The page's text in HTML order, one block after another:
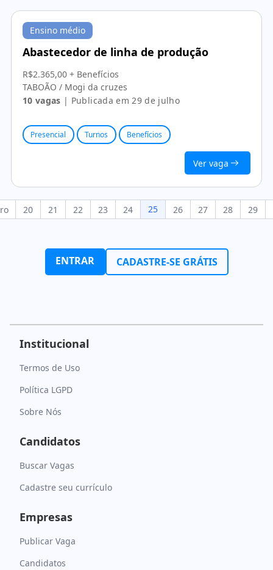
Ensino médio
Abastecedor de linha de produção
R$2.365,00 + Benefícios
TABOÃO / Mogi da cruzes
10 vagas | Publicada em 29 de julho
Presencial Turnos Benefícios
Ver vaga
20 21 22 23 24 25 26 27 28 29
ENTRAR CADASTRE-SE GRÁTIS
Institucional
Termos de Uso
Política LGPD
Sobre Nós
Candidatos
Buscar Vagas
Cadastre seu currículo
Empresas
Publicar Vaga
Candidatos